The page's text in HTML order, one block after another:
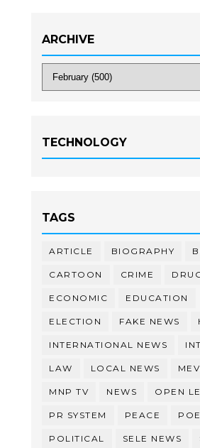
ARCHIVE
TECHNOLOGY
TAGS
ARTICLE BIOGRAPHY
CARTOON CRIME
ECONOMIC EDUCATION
ELECTION FAKE NEWS
INTERNATIONAL NEWS
LAW LOCAL NEWS
MNP TV NEWS OPEN
PR SYSTEM PEACE
POLITICAL SELE NEWS